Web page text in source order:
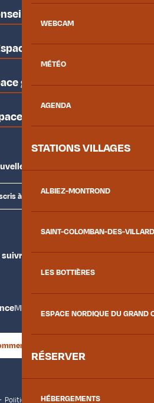
WEBCAM
MÉTÉO
AGENDA
STATIONS VILLAGES
ALBIEZ-MONTROND
SAINT-COLOMBAN-DES-
LES BOTTIÈRES
ESPACE NORDIQUE DU GRAND
RÉSERVER
HÉBERGEMENTS
des locaux
pro
groupes
presse
façon d'explorer la vallée.
à la newsletter
Maurienne
venir ?
Politique de confidentialité